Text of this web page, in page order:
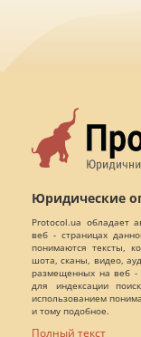
Юридические
Protocol.ua обладает
веб - страницах
понимаются тексты,
шота, сканы, видео,
размещенных на веб -
для индексации
использованием
и тому подобное.
Полный текст